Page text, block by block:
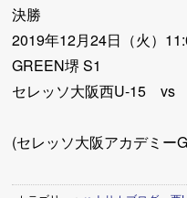
決勝
2019年12月24日（火）
GREEN堺 S1
セレッソ大阪西U-15 vs
(セレッソ大阪アカデミ